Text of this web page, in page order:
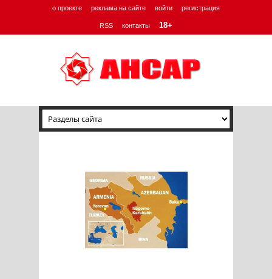
о проекте реклама на сайте войти регистрация
RSS контакты 18+